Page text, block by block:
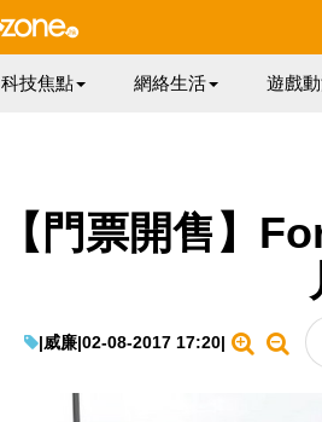
科技焦點 網絡生活 遊戲
【門票開售】
|威廉|02-08-2017 17:20|